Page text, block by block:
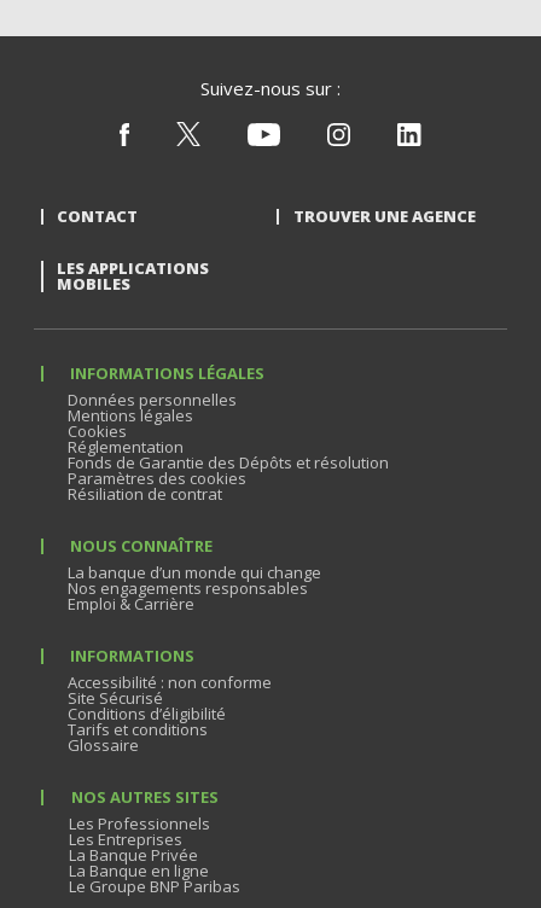
Suivez-nous sur :
CONTACT TROUVER UNE AGENCE
LES APPLICATIONS
MOBILES
INFORMATIONS LÉGALES
Données personnelles
Mentions légales
Cookies
Réglementation
Fonds de Garantie des Dépôts et résolution
Paramètres des cookies
Résiliation de contrat
NOUS CONNAÎTRE
La banque d’un monde qui change
Nos engagements responsables
Emploi & Carrière
INFORMATIONS
Accessibilité : non conforme
Site Sécurisé
Conditions d’éligibilité
Tarifs et conditions
Glossaire
NOS AUTRES SITES
Les Professionnels
Les Entreprises
La Banque Privée
La Banque en ligne
Le Groupe BNP Paribas